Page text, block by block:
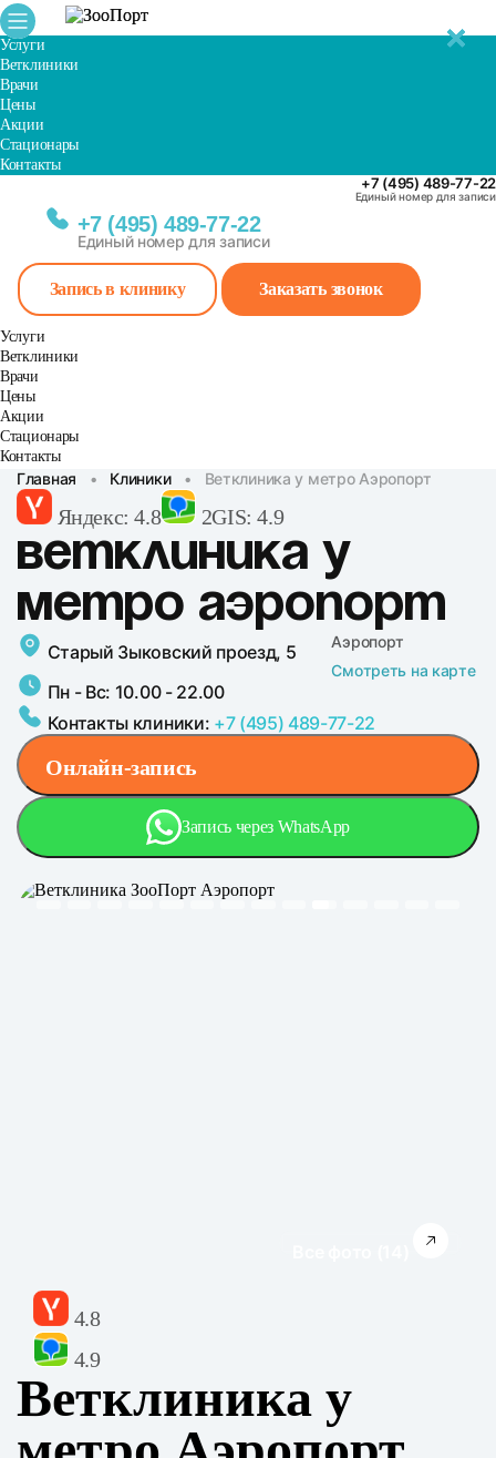
Услуги
Ветклиники
Врачи
Цены
Акции
Стационары
Контакты
+7 (495) 489-77-22
Единый номер для записи
+7 (495) 489-77-22
Единый номер для записи
Запись в клинику Заказать звонок
Услуги
Ветклиники
Врачи
Цены
Акции
Стационары
Контакты
Главная • Клиники • Ветклиника у метро Аэропорт
Яндекс: 4.8 2GIS: 4.9
Ветклиника у
метро Аэропорт
Старый Зыковский проезд, 5
Аэропорт
Смотреть на карте
Пн - Вс: 10.00 - 22.00
Контакты клиники: +7 (495) 489-77-22
Онлайн-запись
Запись через WhatsApp
4.8
4.9
Ветклиника у
✕
✕
✕
✕
✕